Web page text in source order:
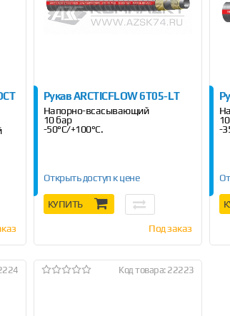
Рукав ARCTICFLOW 6T05-LT
Напорно-всасывающий
10 бар
-50°C/+100°C.
Открыть доступ к цене
КУПИТЬ
Под заказ
-
Код товара: 22223